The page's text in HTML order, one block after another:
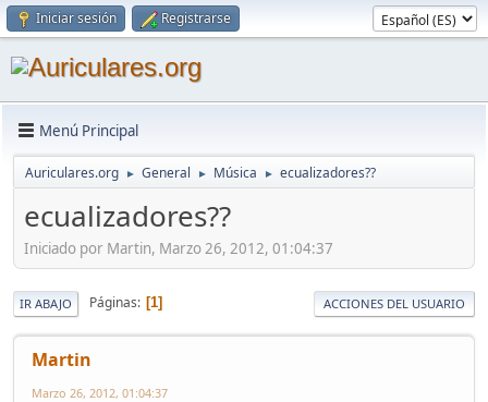
Iniciar sesión Registrarse
Menú Principal
Auriculares.org ► General ► Música ► ecualizadores??
ecualizadores??
Iniciado por Martin, Marzo 26, 2012, 01:04:37
IR ABAJO Páginas 1 ACCIONES DEL USUARIO
Martin
Marzo 26, 2012, 01:04:37